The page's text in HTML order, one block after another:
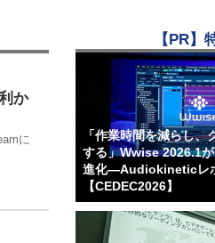
か
に
【PR】
「作業時間を減らし
する」Wwise 2026.1
進化―Audiokineticレ
【CEDEC2026】